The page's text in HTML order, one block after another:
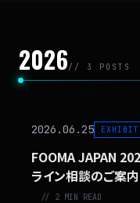
2026// 3 POSTS
2026.06.25
FOOMA JAPAN
ライン相談のご案内
// 2 MIN READ